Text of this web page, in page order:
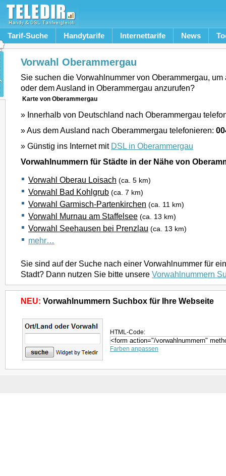
Tarif-Suche Handytarife Internettarife News
Vorwahl Oberammergau
Sie suchen die Vorwahlnummer von Oberammergau,
oder dem Ausland in Oberammergau anzurufen?
Karte von Oberammergau
» Innerhalb von Deutschland nach Oberammergau
» Aus dem Ausland nach Oberammergau telefonieren:
» Günstig ins Internet mit DSL in Oberammergau
Vorwahlnummern für Städte in der Nähe von
Vorwahl Oberau Loisach (ca. 5 km)
Vorwahl Bad Kohlgrub (ca. 7 km)
Vorwahl Garmisch-Partenkirchen (ca. 11 km)
Vorwahl Murnau am Staffelsee (ca. 13 km)
Vorwahl Seehausen bei Prenzlau (ca. 13 km)
mehr…
Sie sind auf der Suche nach einer Vorwahlnummer für
Stadt? Dann nutzen Sie bitte unsere Vorwahlnummern
NEU: Vorwahlnummern Suchbox für Ihre Webseite
HTML-Code:
Farben anpassen